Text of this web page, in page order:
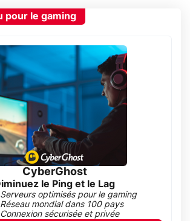
pour le gaming
CyberGhost
le Ping et le Lag
Serveurs optimisés pour le gaming
Réseau mondial dans 100 pays
Connexion sécurisée et privée